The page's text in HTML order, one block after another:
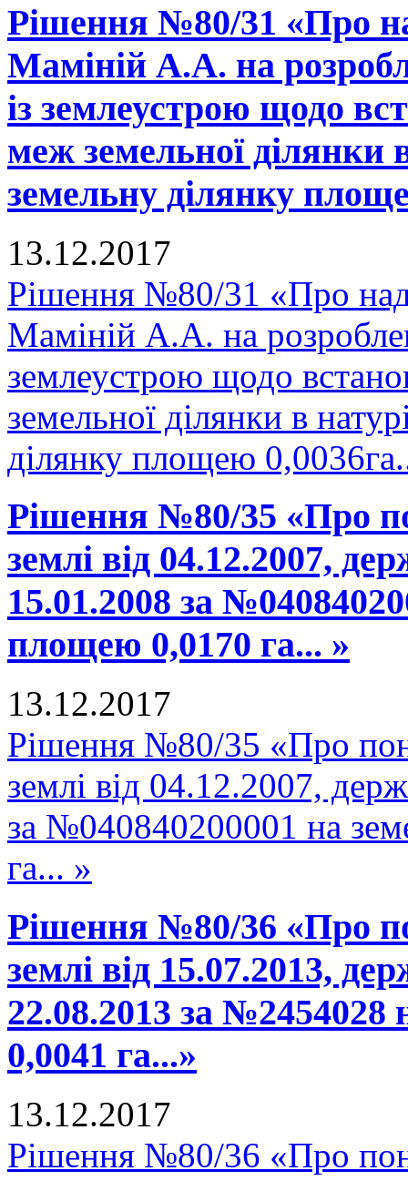
Рішення №80/31 «Про
Маміній А.А. на
із землеустрою щодо
меж земельної ділянки
земельну ділянку
13.12.2017
Рішення №80/31 «Про
Маміній А.А. на
землеустрою щодо
земельної ділянки в
ділянку площею
Рішення №80/35 «Про
землі від 04.12.2007,
15.01.2008 за
площею 0,0170 га... »
13.12.2017
Рішення №80/35 «Про
землі від 04.12.2007,
за №040840200001 на
га... »
Рішення №80/36 «Про
землі від 15.07.2013,
22.08.2013 за
0,0041 га...»
13.12.2017
Рішення №80/36 «Про